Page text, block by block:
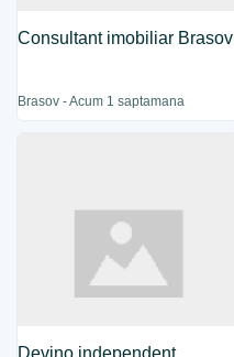
Consultant imobiliar Brasov
Brasov - Acum 1 saptamana
Devino independent